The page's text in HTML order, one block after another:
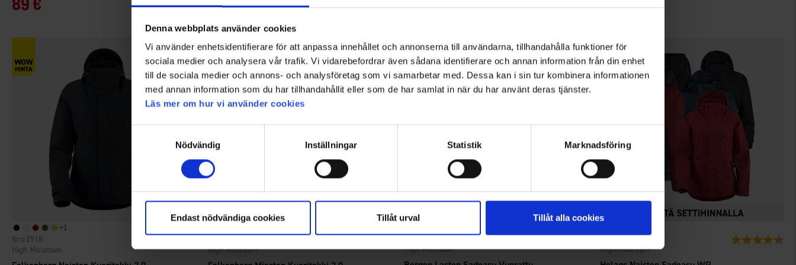
Denna webbplats använder cookies
Vi använder enhetsidentifierare för att anpassa innehållet och annonserna till användarna, tillhandahålla funktioner för
sociala medier och analysera vår trafik. Vi vidarebefordrar även sådana identifierare och annan information från din enhet
till de sociala medier och annons- och analysföretag som vi samarbetar med. Dessa kan i sin tur kombinera informationen
med annan information som du har tillhandahållit eller som de har samlat in när du har använt deras tjänster.
Läs mer om hur vi använder cookies
Nödvändig
Inställningar Statistik Marknadsföring
Endast nödvändiga cookies Tillåt urval Tillåt alla cookies
+1
High Mountain
2518
High Mountain
2517
High Mountain
5033 Arvio: 4.1 5:sta tähdestä
High Mountain
1475 Arvio: